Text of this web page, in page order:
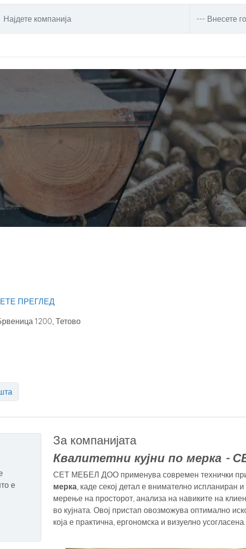
ПРЕГЛЕД
1200, Тетово
е
За компанијата
Квалитетни кујни по мерка -
СЕТ МЕБЕЛ ДОО применува современ технички
мерка, каде секој детал е внимателно испланиран
мерење на просторот, анализа на навиките на
во кујната. Овој пристап овозможува оптимално
која е практична, ергономска и визуелно усогласена.